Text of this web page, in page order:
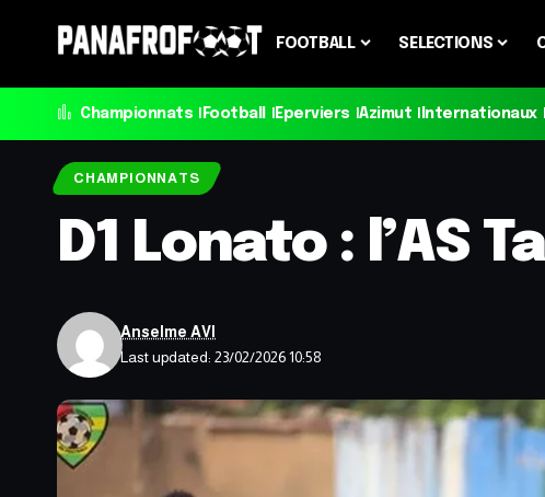
FOOTBALL SELECTIONS
Championnats Football Eperviers Azimut Internationaux
CHAMPIONNATS
D1 Lonato : l’AS
Last updated: 23/02/2026 10:58
Anselme AVI